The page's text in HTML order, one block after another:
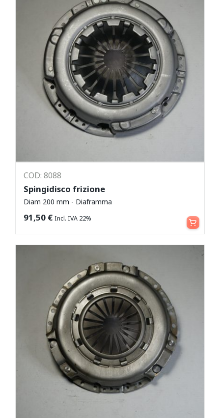
COD: 8088
Spingidisco frizione
Diam 200 mm - Diaframma
91,50 € Incl. IVA 22% Aggiungi al carrello